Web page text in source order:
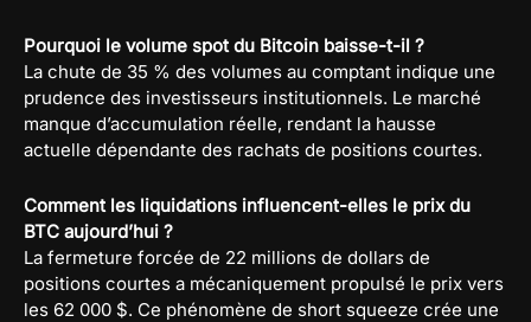
Pourquoi le volume spot du Bitcoin baisse-t-il ?
La chute de 35 % des volumes au comptant indique une
prudence des investisseurs institutionnels. Le marché
manque d’accumulation réelle, rendant la hausse
actuelle dépendante des rachats de positions courtes.
Comment les liquidations influencent-elles le prix du
BTC aujourd’hui ?
La fermeture forcée de 22 millions de dollars de
positions courtes a mécaniquement propulsé le prix vers
les 62 000 $. Ce phénomène de short squeeze crée une